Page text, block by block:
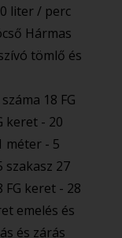
liter / perc
Hármas
tömlő és
18 FG
keret - 20
méter - 5
szakasz 27
FG keret - 28
emelés és
és zárás